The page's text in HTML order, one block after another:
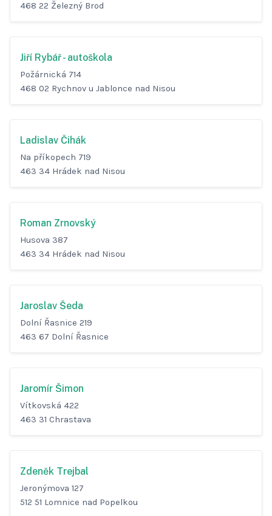
468 22 Železný Brod
Jiří Rybář - autoškola
Požárnická 714
468 02 Rychnov u Jablonce nad Nisou
Ladislav Čihák
Na příkopech 719
463 34 Hrádek nad Nisou
Roman Zrnovský
Husova 387
463 34 Hrádek nad Nisou
Jaroslav Šeda
Dolní Řasnice 219
463 67 Dolní Řasnice
Jaromír Šimon
Vítkovská 422
463 31 Chrastava
Zdeněk Trejbal
Jeronýmova 127
512 51 Lomnice nad Popelkou